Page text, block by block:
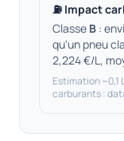
⛽ Impact
Classe B :
qu'un pneu
2,224 €/L,
Estimation ~0,1
carburants :